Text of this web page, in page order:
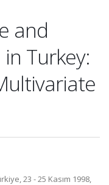
and
Turkey:
23 - 25 Kasım 1998,